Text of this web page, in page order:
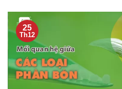
25
Th12